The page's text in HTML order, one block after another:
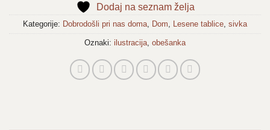
Dodaj na seznam želja
Kategorije: Dobrodošli pri nas doma Dom Lesene tablice sivka
Oznaki: ilustracija obešanka